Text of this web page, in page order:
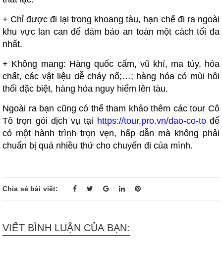
+ Chỉ được đi lại trong khoang tàu, hạn chế đi ra ngoài
khu vực lan can để đảm bảo an toàn một cách tối đa
nhất.
+ Không mang: Hàng quốc cấm, vũ khí, ma túy, hóa
chất, các vật liệu dễ cháy nổ;…; hàng hóa có mùi hôi
thối đặc biệt, hàng hóa nguy hiểm lên tàu.
Ngoài ra bạn cũng có thể tham khảo thêm các tour Cô
Tô trọn gói dịch vụ tại https://tour.pro.vn/dao-co-to để
có một hành trình trọn vẹn, hấp dẫn mà không phải
chuẩn bị quá nhiều thứ cho chuyến đi của mình.
Chia sẻ bài viết:
VIẾT BÌNH LUẬN CỦA BẠN: